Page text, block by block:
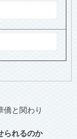
僑と関わり
られるのか